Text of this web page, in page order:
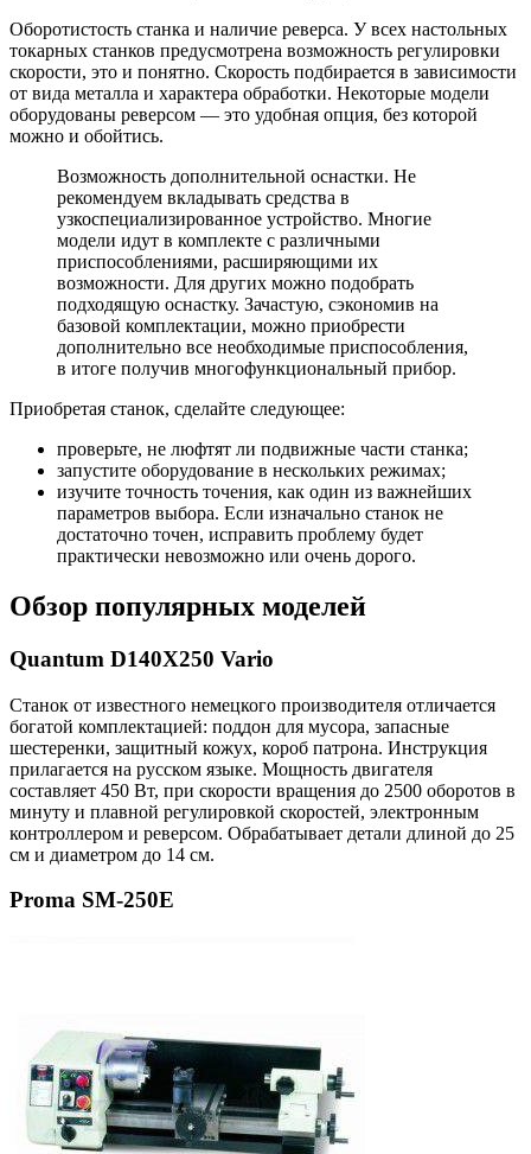
Оборотистость станка и наличие реверса. У всех настольных
токарных станков предусмотрена возможность регулировки
скорости, это и понятно. Скорость подбирается в зависимости
от вида металла и характера обработки. Некоторые модели
оборудованы реверсом — это удобная опция, без которой
можно и обойтись.
Возможность дополнительной оснастки. Не
рекомендуем вкладывать средства в
узкоспециализированное устройство. Многие
модели идут в комплекте с различными
приспособлениями, расширяющими их
возможности. Для других можно подобрать
подходящую оснастку. Зачастую, сэкономив на
базовой комплектации, можно приобрести
дополнительно все необходимые приспособления,
в итоге получив многофункциональный прибор.
Приобретая станок, сделайте следующее:
проверьте, не люфтят ли подвижные части станка;
запустите оборудование в нескольких режимах;
изучите точность точения, как один из важнейших
параметров выбора. Если изначально станок не
достаточно точен, исправить проблему будет
практически невозможно или очень дорого.
Обзор популярных моделей
Quantum D140X250 Vario
Станок от известного немецкого производителя отличается
богатой комплектацией: поддон для мусора, запасные
шестеренки, защитный кожух, короб патрона. Инструкция
прилагается на русском языке. Мощность двигателя
составляет 450 Вт, при скорости вращения до 2500 оборотов в
минуту и плавной регулировкой скоростей, электронным
контроллером и реверсом. Обрабатывает детали длиной до 25
см и диаметром до 14 см.
Proma SM-250E